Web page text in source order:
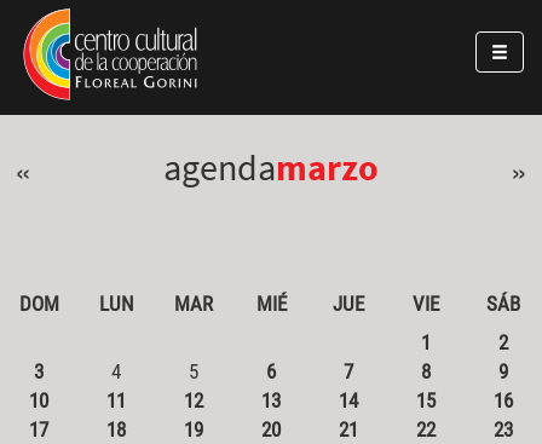
Pasar al contenido principal
Jump to main content
« agendamarzo »
DOM LUN MAR MIÉ JUE VIE
SÁB
1
2
3
4 5 6 7 8
9
10
11 12 13 14 15
16
17
18 19 20 21 22
23